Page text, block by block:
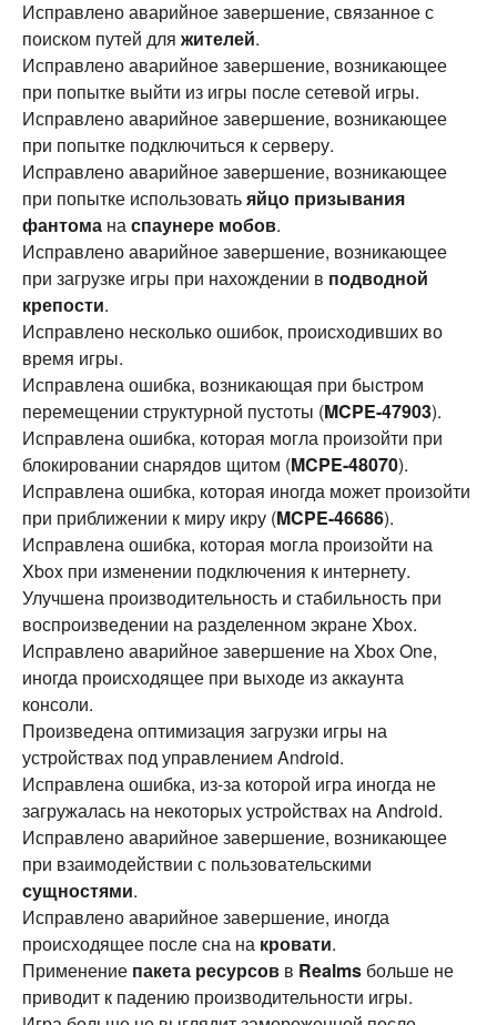
Исправлено аварийное завершение, связанное с
поиском путей для жителей.
Исправлено аварийное завершение, возникающее
при попытке выйти из игры после сетевой игры.
Исправлено аварийное завершение, возникающее
при попытке подключиться к серверу.
Исправлено аварийное завершение, возникающее
при попытке использоватьяйцо призывания
фантома наспаунере мобов.
Исправлено аварийное завершение, возникающее
при загрузке игры при нахождении в подводной
крепости.
Исправлено несколько ошибок, происходивших во
время игры.
Исправлена ошибка, возникающая при быстром
перемещении структурной пустоты (MCPE-47903).
Исправлена ошибка, которая могла произойти при
блокировании снарядов щитом (MCPE-48070).
Исправлена ошибка, которая иногда может произойти
при приближении к миру икру (MCPE-46686).
Исправлена ошибка, которая могла произойти на
Xbox при изменении подключения к интернету.
Улучшена производительность и стабильность при
воспроизведении на разделенном экране Xbox.
Исправлено аварийное завершение на Xbox One,
иногда происходящее при выходе из аккаунта
консоли.
Произведена оптимизация загрузки игры на
устройствах под управлением Android.
Исправлена ошибка, из-за которой игра иногда не
загружалась на некоторых устройствах на Android.
Исправлено аварийное завершение, возникающее
при взаимодействии с пользовательскими
сущностями.
Исправлено аварийное завершение, иногда
происходящее после сна на кровати.
Применение пакета ресурсов в Realms больше не
приводит к падению производительности игры.